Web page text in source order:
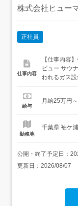
株式会社ヒュー
正社員
仕事内容
【仕事内容
ビュー サウ
われるガス
点検・メン
の「供給設
給与
月給25万円
勤務地
千葉県 袖ケ
公開・終了予定日：
更新日： 2026/08/07